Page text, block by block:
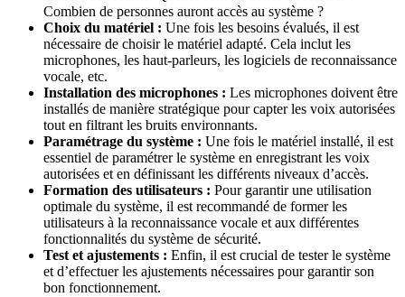
Combien de personnes auront accès au système ?
Choix du matériel : Une fois les besoins évalués, il est
nécessaire de choisir le matériel adapté. Cela inclut les
microphones, les haut-parleurs, les logiciels de reconnaissance
vocale, etc.
Installation des microphones : Les microphones doivent être
installés de manière stratégique pour capter les voix autorisées
tout en filtrant les bruits environnants.
Paramétrage du système : Une fois le matériel installé, il est
essentiel de paramétrer le système en enregistrant les voix
autorisées et en définissant les différents niveaux d’accès.
Formation des utilisateurs : Pour garantir une utilisation
optimale du système, il est recommandé de former les
utilisateurs à la reconnaissance vocale et aux différentes
fonctionnalités du système de sécurité.
Test et ajustements : Enfin, il est crucial de tester le système
et d’effectuer les ajustements nécessaires pour garantir son
bon fonctionnement.